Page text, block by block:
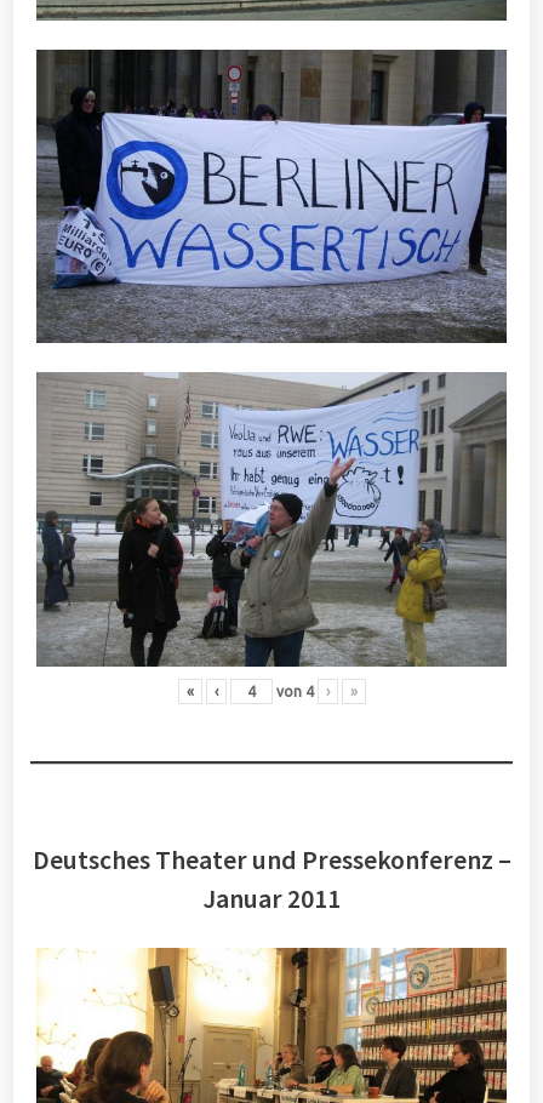
« ‹ von 4 › »
Deutsches Theater und Pressekonferenz –
Januar 2011